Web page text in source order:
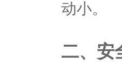
动小。
二、安